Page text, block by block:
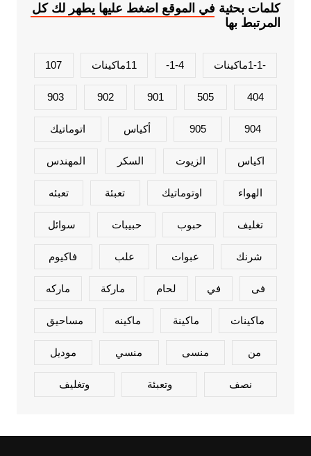
كلمات بحثية في الموقع اضغط عليها يطهر لك كل
المرتبط بها
-1-1ماكينات 1-4- 11ماكينات 107
404
505
901
902
903
904
905 أكياس اتوماتيك
اكياس الزيوت السكر المهندس
الهواء اوتوماتيك تعبئة تعبئه
تغليف حبوب حبيبات سوائل
شرنك عبوات علب فاكيوم
فى في لحام ماركة ماركه
ماكينات ماكينة ماكينه مساحيق
من منسى منسي موديل
نصف وتعبئة وتغليف